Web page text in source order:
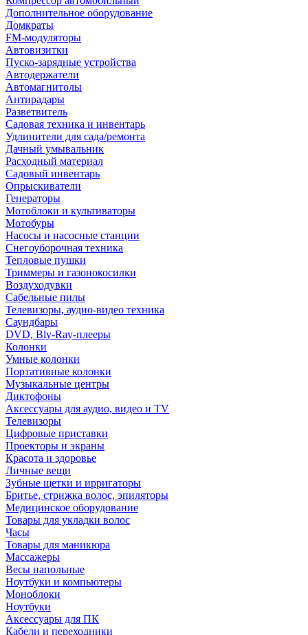
Дополнительное оборудование
Домкраты
FM-модуляторы
Автовизитки
Пуско-зарядные устройства
Автодержатели
Автомагнитолы
Антирадары
Разветвитель
Садовая техника и инвентарь
Удлинители для сада/ремонта
Дачный умывальник
Расходный материал
Садовый инвентарь
Опрыскиватели
Генераторы
Мотоблоки и культиваторы
Мотобуры
Насосы и насосные станции
Снегоуборочная техника
Тепловые пушки
Триммеры и газонокосилки
Воздуходувки
Сабельные пилы
Телевизоры, аудио-видео техника
Саундбары
DVD, Bly-Ray-плееры
Колонки
Умные колонки
Портативные колонки
Музыкальные центры
Диктофоны
Аксессуары для аудио, видео и TV
Телевизоры
Цифровые приставки
Проекторы и экраны
Красота и здоровье
Личные вещи
Зубные щетки и ирригаторы
Бритье, стрижка волос, эпиляторы
Медицинское оборудование
Товары для укладки волос
Часы
Товары для маникюра
Массажеры
Весы напольные
Ноутбуки и компьютеры
Моноблоки
Ноутбуки
Аксессуары для ПК
Кабели и переходники